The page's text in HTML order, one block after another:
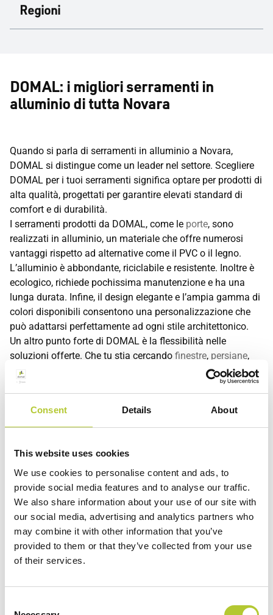
Consent Details About
This website uses cookies
We use cookies to personalise content and ads, to
provide social media features and to analyse our traffic.
We also share information about your use of our site with
our social media, advertising and analytics partners who
may combine it with other information that you’ve
provided to them or that they’ve collected from your use
of their services.
Regioni
DOMAL: i migliori serramenti in
alluminio di tutta Novara
Quando si parla di serramenti in alluminio a Novara,
DOMAL si distingue come un leader nel settore. Scegliere
DOMAL per i tuoi serramenti significa optare per prodotti di
alta qualità, progettati per garantire elevati standard di
comfort e di durabilità.
I serramenti prodotti da DOMAL, come le porte, sono
realizzati in alluminio, un materiale che offre numerosi
vantaggi rispetto ad alternative come il PVC o il legno.
L’alluminio è abbondante, riciclabile e resistente. Inoltre è
ecologico, richiede pochissima manutenzione e ha una
lunga durata. Infine, il design elegante e l’ampia gamma di
colori disponibili consentono una personalizzazione che
può adattarsi perfettamente ad ogni stile architettonico.
Un altro punto forte di DOMAL è la flessibilità nelle
soluzioni offerte. Che tu stia cercando finestre, persiane,
scorrevoli
o pergole, DOMAL ha un’opzione su misura per le
tue esigenze. Ogni prodotto è progettato per garantire
così ad un ambiente domestico più confortevole e
sostenibile.
Maestri Serramentisti DOMAL presente in tutta Italia,
professionisti qualificati che garantiscono un servizio
impeccabile e personalizzato. Questi esperti sono in grado
di guidarti nella scelta del prodotto più adatto alle tue
esigenze e di fornirti assistenza durante tutto il processo di
installazione.
FaQ